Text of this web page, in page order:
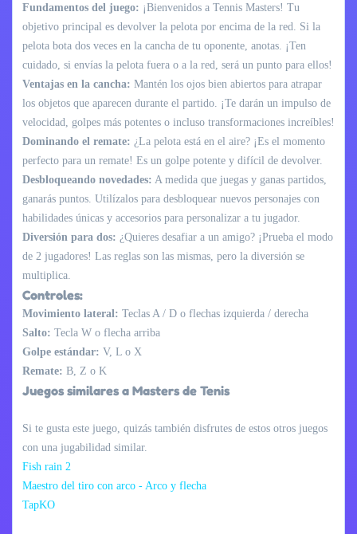
Fundamentos del juego: ¡Bienvenidos a Tennis Masters! Tu
objetivo principal es devolver la pelota por encima de la red. Si la
pelota bota dos veces en la cancha de tu oponente, anotas. ¡Ten
cuidado, si envías la pelota fuera o a la red, será un punto para ellos!
Ventajas en la cancha: Mantén los ojos bien abiertos para atrapar
los objetos que aparecen durante el partido. ¡Te darán un impulso de
velocidad, golpes más potentes o incluso transformaciones increíbles!
Dominando el remate: ¿La pelota está en el aire? ¡Es el momento
perfecto para un remate! Es un golpe potente y difícil de devolver.
Desbloqueando novedades: A medida que juegas y ganas partidos,
ganarás puntos. Utilízalos para desbloquear nuevos personajes con
habilidades únicas y accesorios para personalizar a tu jugador.
Diversión para dos: ¿Quieres desafiar a un amigo? ¡Prueba el modo
de 2 jugadores! Las reglas son las mismas, pero la diversión se
multiplica.
Controles:
Movimiento lateral: Teclas A / D o flechas izquierda / derecha
Salto: Tecla W o flecha arriba
Golpe estándar: V, L o X
Remate: B, Z o K
Juegos similares a Masters de Tenis
Si te gusta este juego, quizás también disfrutes de estos otros juegos
con una jugabilidad similar.
Fish rain 2
Maestro del tiro con arco - Arco y flecha
TapKO